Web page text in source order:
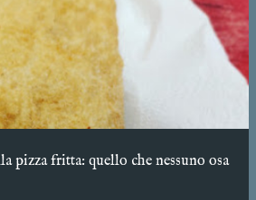
pizza fritta: quello che nessuno osa